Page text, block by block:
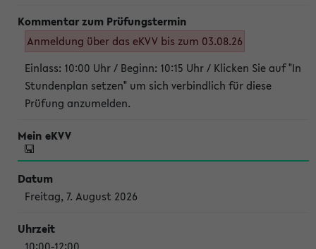
Anmeldung über das eKVV bis zum 03.08.26
Einlass: 10:00 Uhr / Beginn: 10:15 Uhr / Klicken Sie auf "In
Stundenplan setzen" um sich verbindlich für diese
Prüfung anzumelden.
Freitag, 7. August 2026